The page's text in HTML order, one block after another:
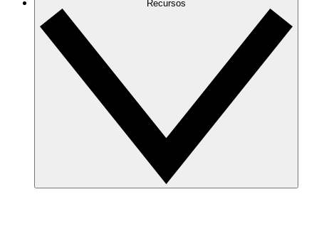
Recursos